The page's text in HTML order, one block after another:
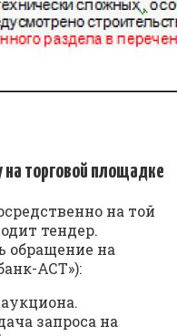
на торговой площадке
на той
тендер.
обращение на
АСТ»):
запроса на